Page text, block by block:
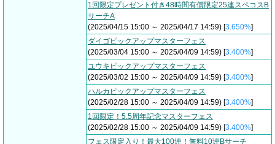
1回限定プレゼント付き48時間有償限定25連スペコスB
サーチA
(2025/04/15 15:00 ～ 2025/04/17 14:59) [3.650%]
ダイゴピックアップマスターフェス
(2025/03/04 15:00 ～ 2025/04/09 14:59) [3.400%]
ユウキピックアップマスターフェス
(2025/03/02 15:00 ～ 2025/04/09 14:59) [3.400%]
ハルカピックアップマスターフェス
(2025/02/28 15:00 ～ 2025/04/09 14:59) [3.400%]
1回限定！5.5周年記念マスターフェス
(2025/02/28 15:00 ～ 2025/04/09 14:59) [3.400%]
フェス限定入り！最大100連！無料10連Bサーチ